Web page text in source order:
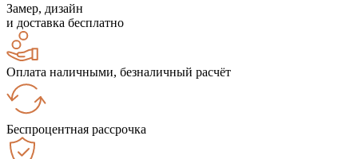
Замер, дизайн
и доставка бесплатно
Оплата наличными, безналичный расчёт
Беспроцентная рассрочка